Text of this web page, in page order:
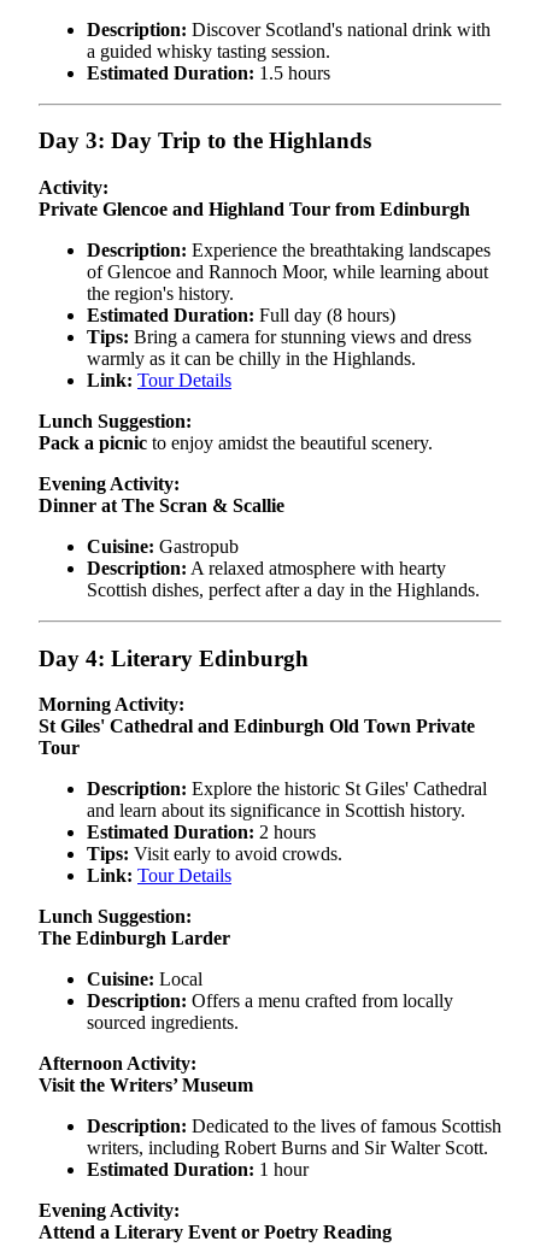
Description: Discover Scotland's national drink with
a guided whisky tasting session.
Estimated Duration: 1.5 hours
Day 3: Day Trip to the Highlands
Activity:
Private Glencoe and Highland Tour from Edinburgh
Description: Experience the breathtaking landscapes
of Glencoe and Rannoch Moor, while learning about
the region's history.
Estimated Duration: Full day (8 hours)
Tips: Bring a camera for stunning views and dress
warmly as it can be chilly in the Highlands.
Link: Tour Details
Lunch Suggestion:
Pack a picnic to enjoy amidst the beautiful scenery.
Evening Activity:
Dinner at The Scran & Scallie
Cuisine: Gastropub
Description: A relaxed atmosphere with hearty
Scottish dishes, perfect after a day in the Highlands.
Day 4: Literary Edinburgh
Morning Activity:
St Giles' Cathedral and Edinburgh Old Town Private
Tour
Description: Explore the historic St Giles' Cathedral
and learn about its significance in Scottish history.
Estimated Duration: 2 hours
Tips: Visit early to avoid crowds.
Link: Tour Details
Lunch Suggestion:
The Edinburgh Larder
Cuisine: Local
Description: Offers a menu crafted from locally
sourced ingredients.
Afternoon Activity:
Visit the Writers’ Museum
Description: Dedicated to the lives of famous Scottish
writers, including Robert Burns and Sir Walter Scott.
Estimated Duration: 1 hour
Evening Activity:
Attend a Literary Event or Poetry Reading